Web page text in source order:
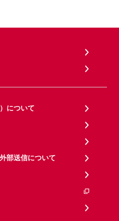
について
部送信について